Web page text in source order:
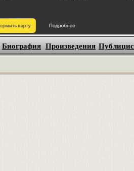
Биография Произведения